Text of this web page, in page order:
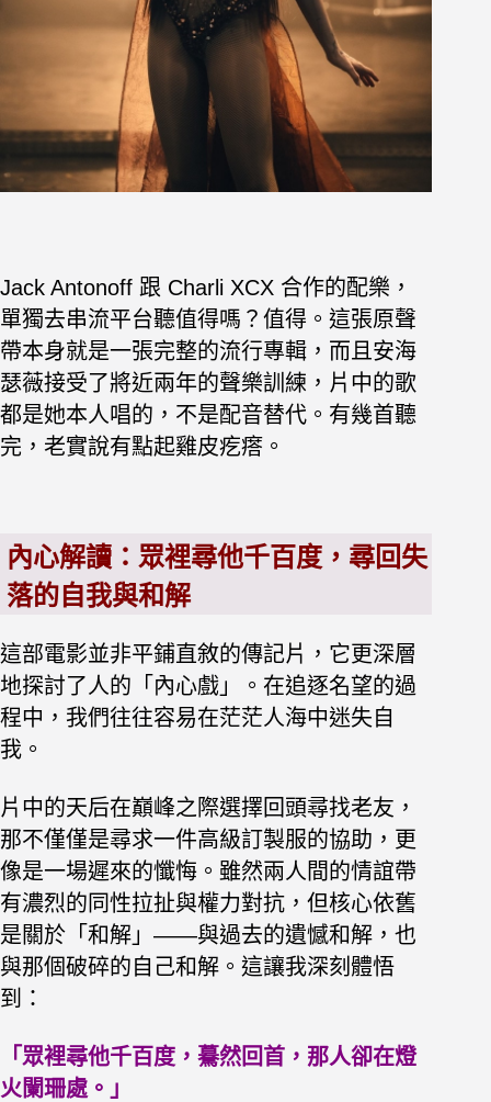
Jack Antonoff 跟 Charli XCX 合作的配樂，
單獨去串流平台聽值得嗎？值得。這張原聲
帶本身就是一張完整的流行專輯，而且安海
瑟薇接受了將近兩年的聲樂訓練，片中的歌
都是她本人唱的，不是配音替代。有幾首聽
完，老實說有點起雞皮疙瘩。
內心解讀：眾裡尋他千百度，尋回失
落的自我與和解
這部電影並非平鋪直敘的傳記片，它更深層
地探討了人的「內心戲」。在追逐名望的過
程中，我們往往容易在茫茫人海中迷失自
我。
片中的天后在巔峰之際選擇回頭尋找老友，
那不僅僅是尋求一件高級訂製服的協助，更
像是一場遲來的懺悔。雖然兩人間的情誼帶
有濃烈的同性拉扯與權力對抗，但核心依舊
是關於「和解」——與過去的遺憾和解，也
與那個破碎的自己和解。這讓我深刻體悟
到：
「眾裡尋他千百度，驀然回首，那人卻在燈
火闌珊處。」